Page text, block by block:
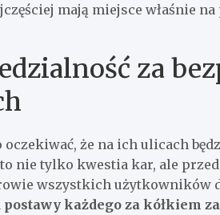
mają miejsce właśnie
za
że na ich ulicach
nie tylko kwestia kar, ale
wszystkich użytkowników
postawy każdego za kółkiem